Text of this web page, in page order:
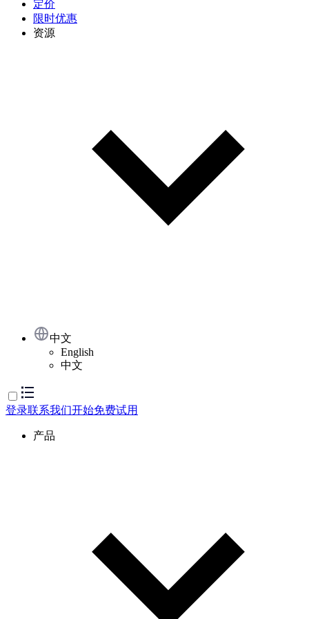
定价
限时优惠
资源
中文
English
中文
登录联系我们开始免费试用
产品